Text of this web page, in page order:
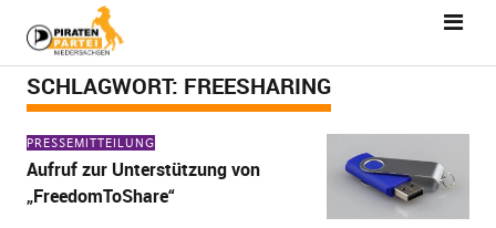
SCHLAGWORT: FREESHARING
PRESSEMITTEILUNG
Aufruf zur Unterstützung von
„FreedomToShare“